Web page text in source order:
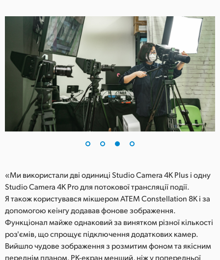
«Ми використали дві одиниці Studio Camera 4K Plus і одну
Studio Camera 4K Pro для потокової трансляції події.
Я також користувався мікшером ATEM Constellation 8K і за
допомогою кеінгу додавав фонове зображення.
Функціонал майже однаковий за винятком різної кількості
роз'ємів, що спрощує підключення додаткових камер.
Вийшло чудове зображення з розмитим фоном та якісним
переднім планом. РК-екран менший, ніж у попередньої